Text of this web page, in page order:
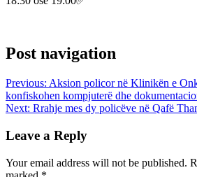
Post navigation
Previous: Aksion policor në Klinikën e
konfiskohen kompjuterë dhe
Next: Rrahje mes dy policëve në Qafë
Leave a Reply
Your email address will not be published.